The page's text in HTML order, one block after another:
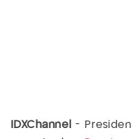
IDXChannel - Presiden